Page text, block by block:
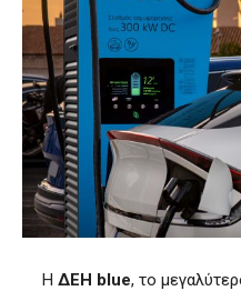
Η ΔΕΗ blue, το